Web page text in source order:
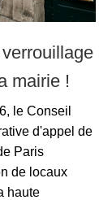
mairie !
le Conseil
d'appel de
Paris
de locaux
haute